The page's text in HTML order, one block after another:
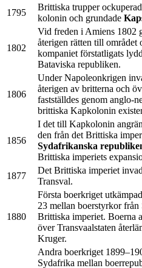
1795
Brittiska trupper
kolonin och grundade
1802
Vid freden i Amiens 1802
återigen rätten till området
kompaniet förstatligats
Bataviska republiken.
1806
Under Napoleonkrigen
återigen av britterna och
fastställdes genom anglo-
brittiska Kapkolonin
1856
I det till Kapkolonin
den från det Brittiska
Sydafrikanska
Brittiska imperiets
1877
Det Brittiska imperiet
Transval.
1880
Första boerkriget
23 mellan boerstyrkor
Brittiska imperiet. Boerna
över Transvaalstaten
Kruger.
Andra boerkriget
Sydafrika mellan